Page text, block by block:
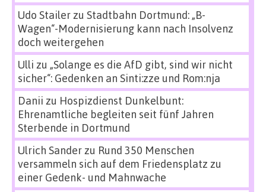
Udo Stailerzu Stadtbahn Dortmund: „B-
Wagen“-Modernisierung kann nach Insolvenz
doch weitergehen
Ulli zu „Solange es die AfD gibt, sind wir nicht
sicher“: Gedenken an Sinti:zze und Rom:nja
Danii zu Hospizdienst Dunkelbunt:
Ehrenamtliche begleiten seit fünf Jahren
Sterbende in Dortmund
Ulrich Sanderzu Rund 350 Menschen
versammeln sich auf dem Friedensplatz zu
einer Gedenk- und Mahnwache